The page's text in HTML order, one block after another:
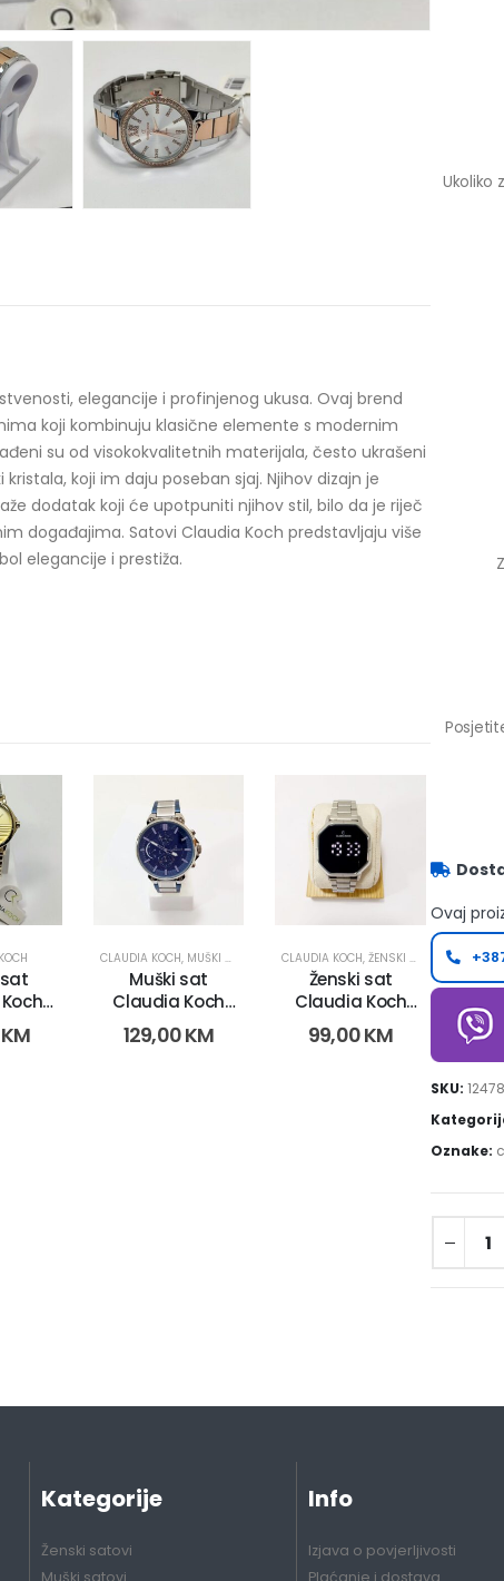
elegancije i profinjenog ukusa. Ovaj brend
koji kombinuju klasične elemente s modernim
su od visokokvalitetnih materijala, često ukrašeni
koji im daju poseban sjaj. Njihov dizajn je
dodatak koji će upotpuniti njihov stil, bilo da je riječ
događajima. Satovi Claudia Koch predstavljaju više
elegancije i prestiža.
KM
CLAUDIA KOCH, MUŠKI SATOVI
Muški sat
Claudia Koch
CK3969 (11604)
129,00KM
CLAUDIA KOCH,ŽENSKI SATOVI
Ženski sat
Claudia Koch
CK4140 (11258-
3)
99,00KM
Ukoliko
Ovaj
SKU: 12478
Oznake:
Kategorije
Ženski satovi
Info
Izjava o povjerljivosti